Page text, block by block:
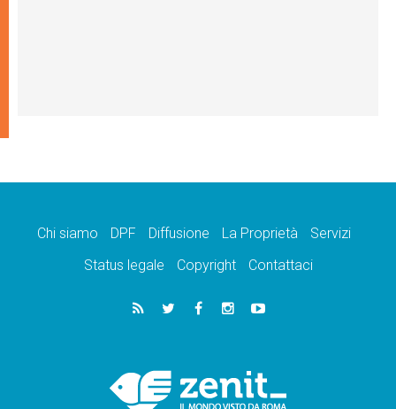
Chi siamo DPF Diffusione La Proprietà
Servizi
Status legale
Copyright Contattaci